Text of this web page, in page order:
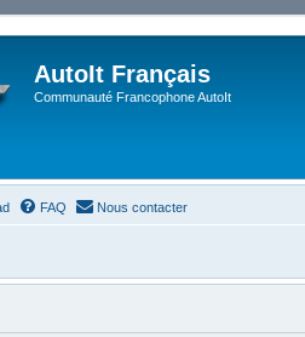
AutoIt Français
Communauté Francophone AutoIt
FAQ Nous contacter